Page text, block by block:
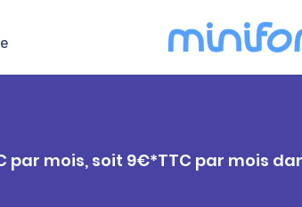
mois, soit 9€*TTC par mois